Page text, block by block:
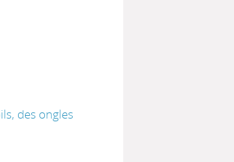
des ongles